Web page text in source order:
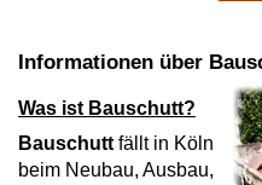
Informationen über
Was ist Bauschutt?
Bauschutt fällt in Köln
beim Neubau, Ausbau,